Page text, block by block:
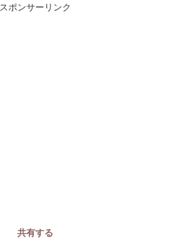
スポンサーリンク
共有する